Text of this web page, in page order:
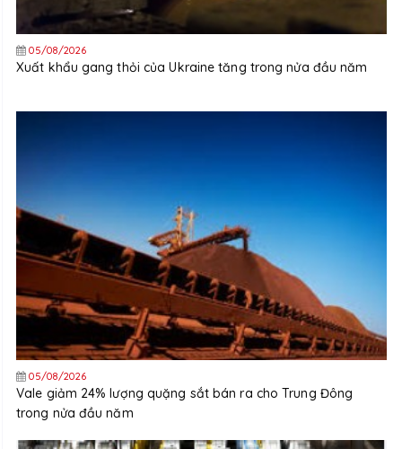
05/08/2026
Xuất khẩu gang thỏi của Ukraine tăng trong nửa đầu năm
05/08/2026
Vale giảm 24% lượng quặng sắt bán ra cho Trung Đông
trong nửa đầu năm